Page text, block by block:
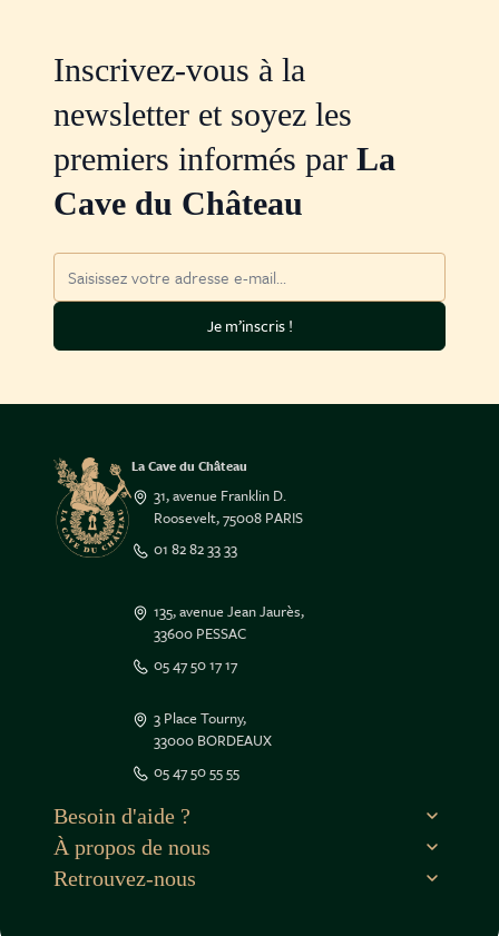
Inscrivez-vous à la
newsletter et soyez les
premiers informés par La
Cave du Château
Je m’inscris !
La Cave du Château
31, avenue Franklin D.
Roosevelt, 75008 PARIS
01 82 82 33 33
135, avenue Jean Jaurès,
33600 PESSAC
05 47 50 17 17
3 Place Tourny,
33000 BORDEAUX
05 47 50 55 55
Besoin d'aide ?
À propos de nous
Retrouvez-nous